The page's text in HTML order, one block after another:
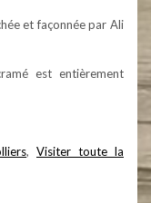
et façonnée par Ali
est entièrement
, Visiter toute la